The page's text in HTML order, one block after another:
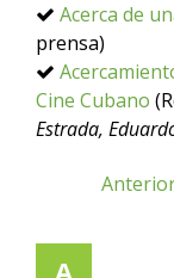
Acerca de
prensa)
Cine Cubano
Estrada,
A